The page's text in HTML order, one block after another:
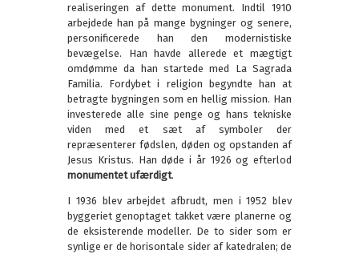
realiseringen af dette monument. Indtil 1910
arbejdede han på mange bygninger og senere,
personificerede han den modernistiske
bevægelse. Han havde allerede et mægtigt
omdømme da han startede med La Sagrada
Familia. Fordybet i religion begyndte han at
betragte bygningen som en hellig mission. Han
investerede alle sine penge og hans tekniske
viden med et sæt af symboler der
repræsenterer fødslen, døden og opstanden af
Jesus Kristus. Han døde i år 1926 og efterlod
monumentet ufærdigt.
I 1936 blev arbejdet afbrudt, men i 1952 blev
byggeriet genoptaget takket være planerne og
de eksisterende modeller. De to sider som er
synlige er de horisontale sider af katedralen; de